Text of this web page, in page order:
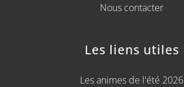
Nous contacter
Les liens utiles
Les animes de l'été 2026